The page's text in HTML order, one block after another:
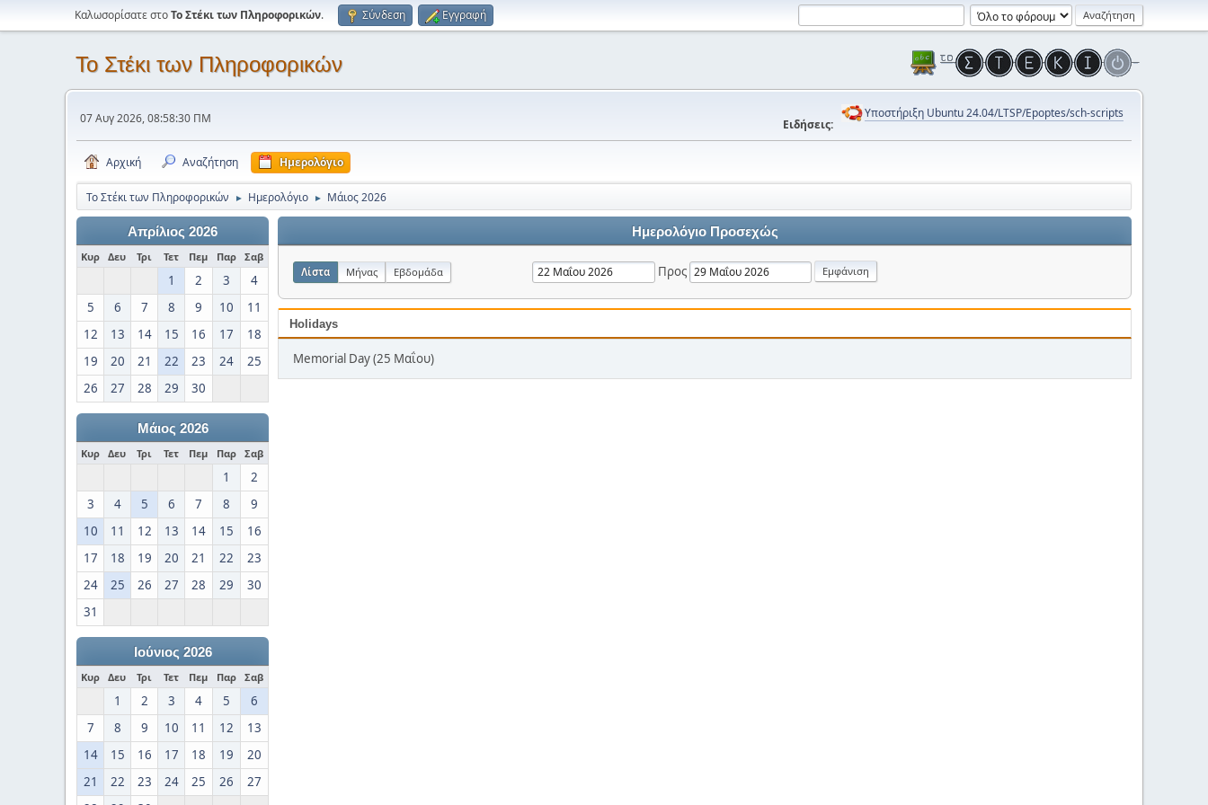
Καλωσορίσατε στοΤο Στέκι των Πληροφορικών. Σύνδεση Εγγραφή
Το Στέκι των Πληροφορικών
07 Αυγ 2026, 08:58:30 ΠΜ Ειδήσεις:
Υποστήριξη Ubuntu 24.04/LTSP/Epoptes/sch-scripts
Αρχική Αναζήτηση Ημερολόγιο
Το Στέκι των Πληροφορικών ► Ημερολόγιο ► Μάιος 2026
Απρίλιος 2026
Κυρ Δευ Τρι Τετ Πεμ Παρ Σαβ
1 2 3
4
5
6 7 8 9 10
11
12
13 14 15 16 17
18
19
20 21 22 23 24
25
26
27 28 29 30
Μάιος 2026
Κυρ Δευ Τρι Τετ Πεμ Παρ Σαβ
1
2
3
4 5 6 7 8
9
10
11 12 13 14 15
16
17
18 19 20 21 22
23
24
25 26 27 28 29
30
31
Ιούνιος 2026
Κυρ Δευ Τρι Τετ Πεμ Παρ Σαβ
1 2 3 4 5
6
7
8 9 10 11 12
13
14
15 16 17 18 19
20
21
22 23 24 25 26
27
Ημερολόγιο Προσεχώς
Λίστα Μήνας Εβδομάδα Προς
Holidays
Memorial Day (25 Μαΐου)